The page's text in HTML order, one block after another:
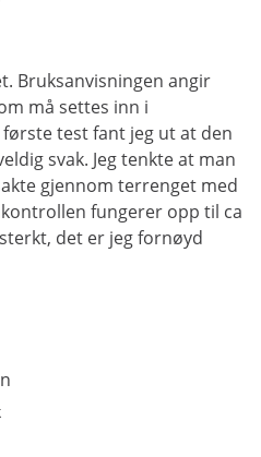
Bruksanvisningen angir
må settes inn i
test fant jeg ut at den
svak. Jeg tenkte at man
gjennom terrenget med
fungerer opp til ca
det er jeg fornøyd